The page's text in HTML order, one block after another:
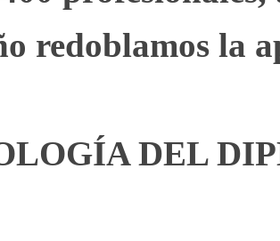
redoblamos la
DEL